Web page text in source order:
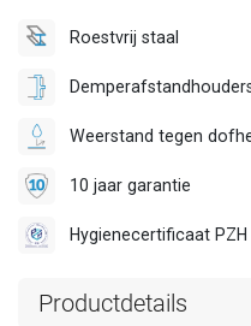
Roestvrij staal
Weerstand tegen
10 jaar garantie
Hygienecertificaat PZH
Productdetails